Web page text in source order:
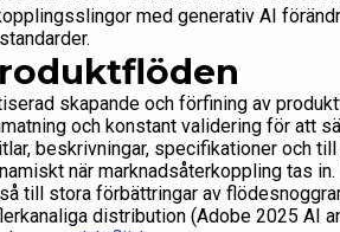
med generativ AI
skapande och förfining av
och konstant validering för att
beskrivningar, specifikationer och
när marknadsåterkoppling tas
till stora förbättringar av
distribution (Adobe 2025 AI